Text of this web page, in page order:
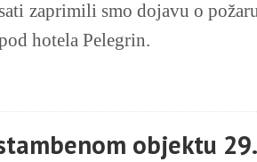
zaprimili smo dojavu o
hotela Pelegrin.
objektu